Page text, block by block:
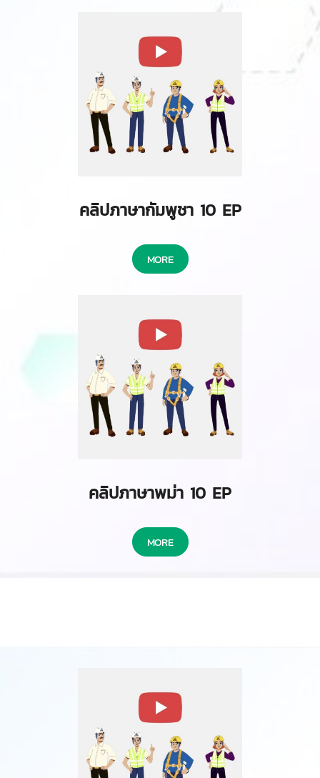
คลิปภาษากัมพูชา 10 EP
MORE
คลิปภาษาพม่า 10 EP
MORE